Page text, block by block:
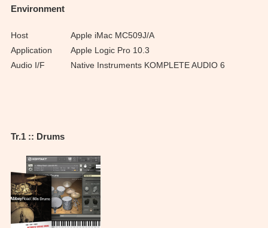
Environment
Host
Apple iMac MC509J/A
Application
Apple Logic Pro 10.3
Audio I/F
Native Instruments KOMPLETE AUDIO 6
Tr.1 :: Drums